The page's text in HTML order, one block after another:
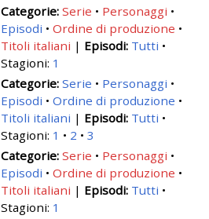
Serie
Personaggi
Episodi
Ordine di produzione
Titoli italiani |
Tutti
Stagioni: 1
Serie
Personaggi
Episodi
Ordine di produzione
Titoli italiani |
Tutti
Stagioni: 1 2 3
Serie
Personaggi
Episodi
Ordine di produzione
Titoli italiani |
Tutti
Stagioni: 1